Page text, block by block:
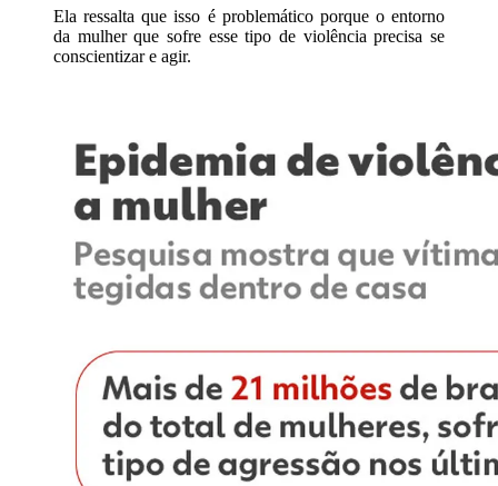
Ela ressalta que isso é problemático porque o entorno
da mulher que sofre esse tipo de violência precisa se
conscientizar e agir.